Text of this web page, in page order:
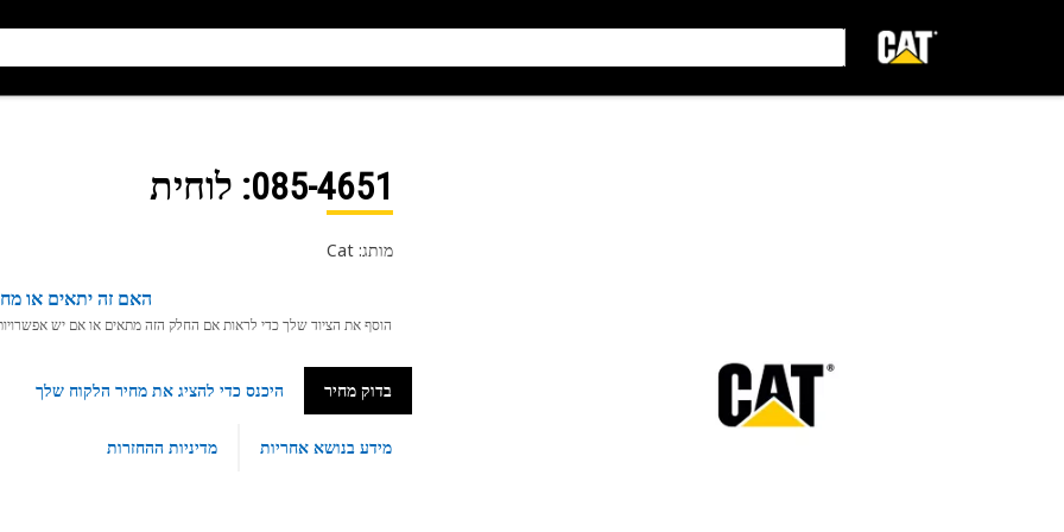
085-4651: לוחית
מותג: Cat
האם זה יתאים או
הוסף את הציוד שלך כדי לראות אם החלק הזה מתאים או אם יש אפשרויות
בדוק מחיר היכנס כדי להציג את מחיר הלקוח שלך
מידע בנושא אחריות מדיניות ההחזרות